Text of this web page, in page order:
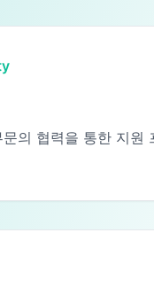
문의 협력을 통한 지원